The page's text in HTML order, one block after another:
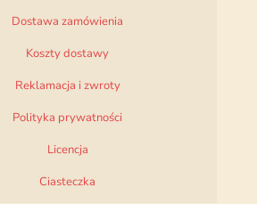
Dostawa zamówienia
Koszty dostawy
Reklamacja i zwroty
Polityka prywatności
Licencja
Ciasteczka